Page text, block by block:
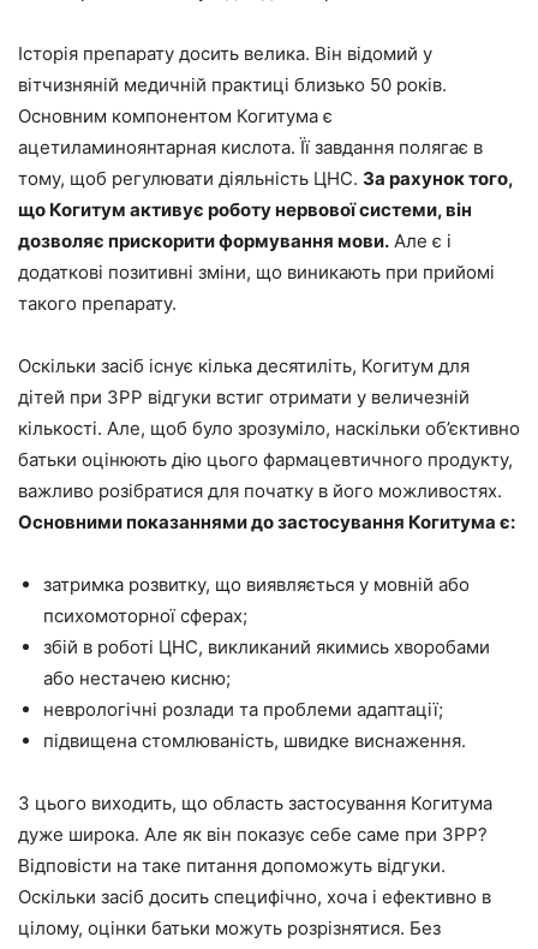
Історія препарату досить велика. Він відомий у
вітчизняній медичній практиці близько 50 років.
Основним компонентом Когитума є
ацетиламиноянтарная кислота. Її завдання полягає в
тому, щоб регулювати діяльність ЦНС. За рахунок того,
що Когитум активує роботу нервової системи, він
дозволяє прискорити формування мови. Але є і
додаткові позитивні зміни, що виникають при прийомі
такого препарату.
Оскільки засіб існує кілька десятиліть, Когитум для
дітей при ЗРР відгуки встиг отримати у величезній
кількості. Але, щоб було зрозуміло, наскільки об’єктивно
батьки оцінюють дію цього фармацевтичного продукту,
важливо розібратися для початку в його можливостях.
Основними показаннями до застосування Когитума є:
затримка розвитку, що виявляється у мовній або
психомоторної сферах;
збій в роботі ЦНС, викликаний якимись хворобами
або нестачею кисню;
неврологічні розлади та проблеми адаптації;
підвищена стомлюваність, швидке виснаження.
З цього виходить, що область застосування Когитума
дуже широка. Але як він показує себе саме при ЗРР?
Відповісти на таке питання допоможуть відгуки.
Оскільки засіб досить специфічно, хоча і ефективно в
цілому, оцінки батьки можуть розрізнятися. Без